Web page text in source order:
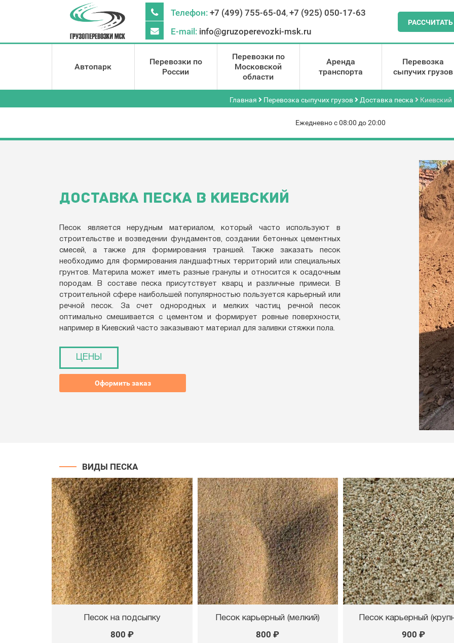
Телефон: +7 (499) 755-65-04, +7 (925) 050-17-63
E-mail: info@gruzoperevozki-msk.ru
Автопарк
Перевозки по
России
Перевозки по
Московской
области
Аренда
транспорта
Перевозка
сыпучих грузов
Главная Перевозка сыпучих грузов Доставка песка Киевский
Ежедневно с 08:00 до 20:00
ДОСТАВКА ПЕСКА В КИЕВСКИЙ
Песок является нерудным материалом, который часто используют в
строительстве и возведении фундаментов, создании бетонных цементных
смесей, а также для формирования траншей. Также заказать песок
необходимо для формирования ландшафтных территорий или специальных
грунтов. Материла может иметь разные гранулы и относится к осадочным
породам. В составе песка присутствует кварц и различные примеси. В
строительной сфере наибольшей популярностью пользуется карьерный или
речной песок. За счет однородных и мелких частиц речной песок
оптимально смешивается с цементом и формирует ровные поверхности,
например в Киевский часто заказывают материал для заливки стяжки пола.
ЦЕНЫ
Оформить заказ
ВИДЫ ПЕСКА
Песок на подсыпку
800 ₽
Песок карьерный (мелкий)
800 ₽
Песок карьерный
900 ₽